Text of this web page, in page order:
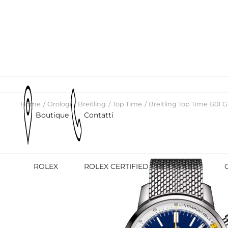
Boutique Contatti
ROLEX ROLEX CERTIFIED PRE-OWNED
Home Orologi Breitling Top Time Breitling Top Time B01